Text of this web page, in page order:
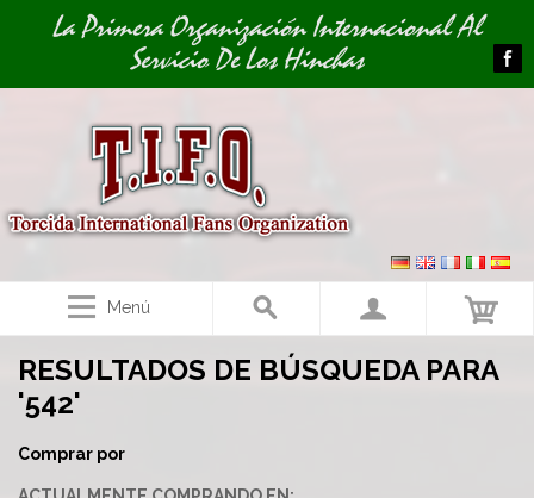
Image 01La Primera Organización Internacional Al
Servicio De Los Hinchas
Menú
RESULTADOS DE BÚSQUEDA PARA
'542'
Comprar por